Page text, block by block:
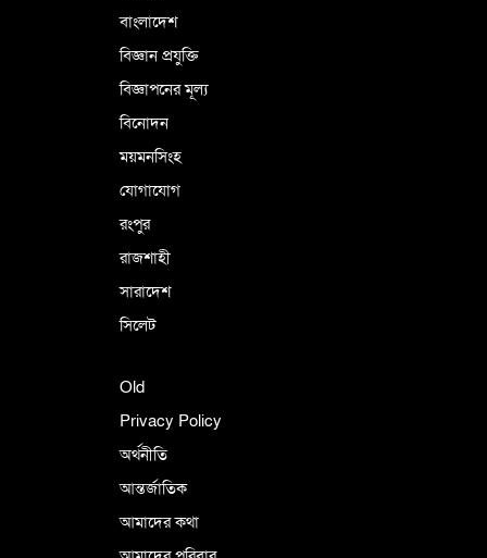
বাংলাদেশ
বিজ্ঞান প্রযুক্তি
বিজ্ঞাপনের মূল্য
বিনোদন
ময়মনসিংহ
যোগাযোগ
রংপুর
রাজশাহী
সারাদেশ
সিলেট
Old
Privacy Policy
অর্থনীতি
আন্তর্জাতিক
আমাদের কথা